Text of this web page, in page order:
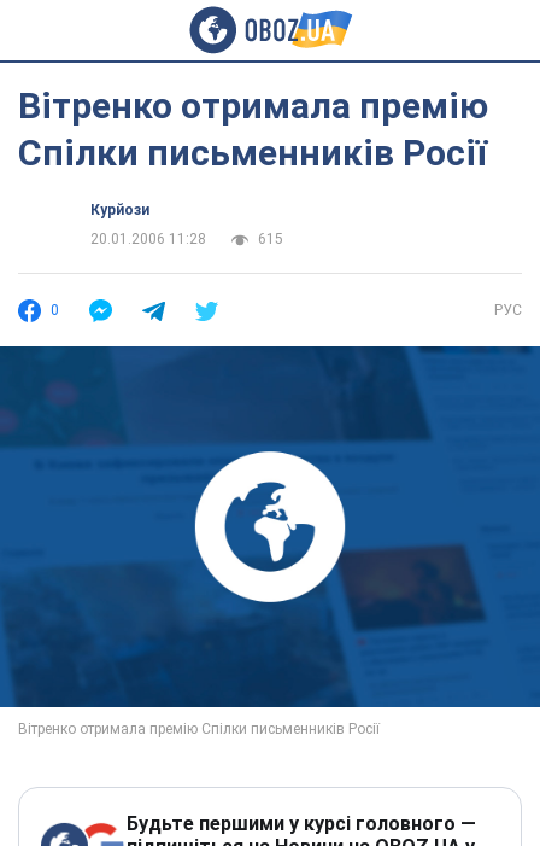
Вітренко отримала премію
Спілки письменників Росії
Курйози
20.01.2006 11:28
615
0 РУС
Будьте першими у курсі головного —